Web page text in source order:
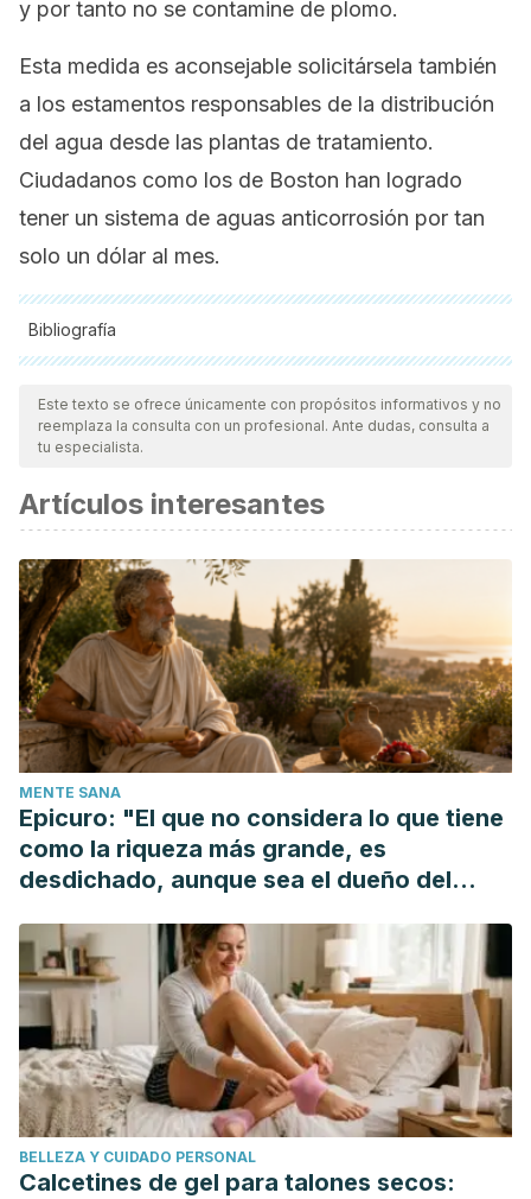
y por tanto no se contamine de plomo.
Esta medida es aconsejable solicitársela también
a los estamentos responsables de la distribución
del agua desde las plantas de tratamiento.
Ciudadanos como los de Boston han logrado
tener un sistema de aguas anticorrosión por tan
solo un dólar al mes.
Bibliografía
Todas las fuentes citadas fueron revisadas a profundidad por
nuestro equipo, para asegurar su calidad, confiabilidad,
vigencia y validez.La bibliografía de este artículo fue
científica.
Reyes, Y.C., Vergara, I., Torres, O.E., Díaz-Lagos, M., &
González, E.E. (2016). Contaminación por metales pesados:
Implicaciones en salud, ambiente y seguridad alimentaria.
Revista Ingeniería Investigación y Desarrollo, 16 (2), pp.
66-77
Järup, L. (2003). Hazards of heavy metal contamination.
British Medical Bulletin. https://doi.org/10.1093/bmb/ldg032
Singh, R., Gautam, N., Mishra, A., & Gupta, R. (2011). Heavy
metals and living systems: An overview. Indian Journal of
Pharmacology. https://doi.org/10.4103/0253-7613.81505
Nazir, R., Khan, M., Masab, M., Rehman, H. U., Rauf, N. U.,
metals (Ni, Cu, Cd, Cr, Pb, Zn, Fe) in the soil, water and
plants and analysis of physico-chemical parameters of soil
and water collected from Tanda Dam Kohat. Journal of
Pharmaceutical Sciences and Research.
https://doi.org/10.1109/PLASMA.1998.677625
Este texto se ofrece únicamente con propósitos informativos y no
reemplaza la consulta con un profesional. Ante dudas, consulta a
tu especialista.
Artículos interesantes
MENTE SANA
Epicuro: "El que no considera lo que tiene
como la riqueza más grande, es
desdichado, aunque sea el dueño del
BELLEZA Y CUIDADO PERSONAL
Calcetines de gel para talones secos: